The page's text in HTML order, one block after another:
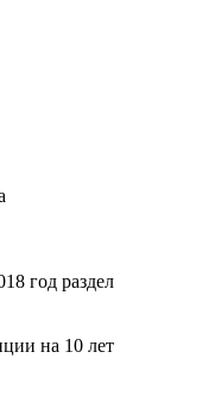
год раздел
на 10 лет